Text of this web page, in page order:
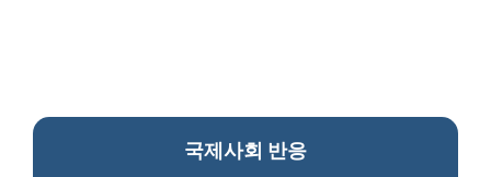
국제사회 반응